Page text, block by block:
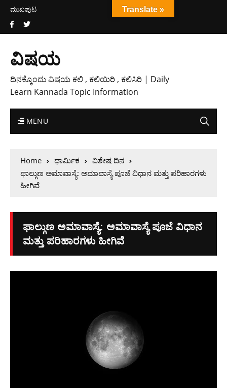
ಮುಖಪುಟ
ವಿಷಯ
ದಿನಕ್ಕೊಂದು ವಿಷಯ ಕಲಿ , ಕಲಿಯಿರಿ , ಕಲಿಸಿರಿ | Daily
Learn Kannada Topic Information
MENU
Home ಧಾರ್ಮಿಕ
ವಿಶೇಷ ದಿನ
ಫಾಲ್ಗುಣ ಅಮಾವಾಸ್ಯೆ: ಅಮಾವಾಸ್ಯೆ ಪೂಜೆ ವಿಧಾನ ಮತ್ತು ಪರಿಹಾರಗಳು
ಹೀಗಿವೆ
ಫಾಲ್ಗುಣ ಅಮಾವಾಸ್ಯೆ: ಅಮಾವಾಸ್ಯೆ ಪೂಜೆ ವಿಧಾನ
ಮತ್ತು ಪರಿಹಾರಗಳು ಹೀಗಿವೆ
Translate »